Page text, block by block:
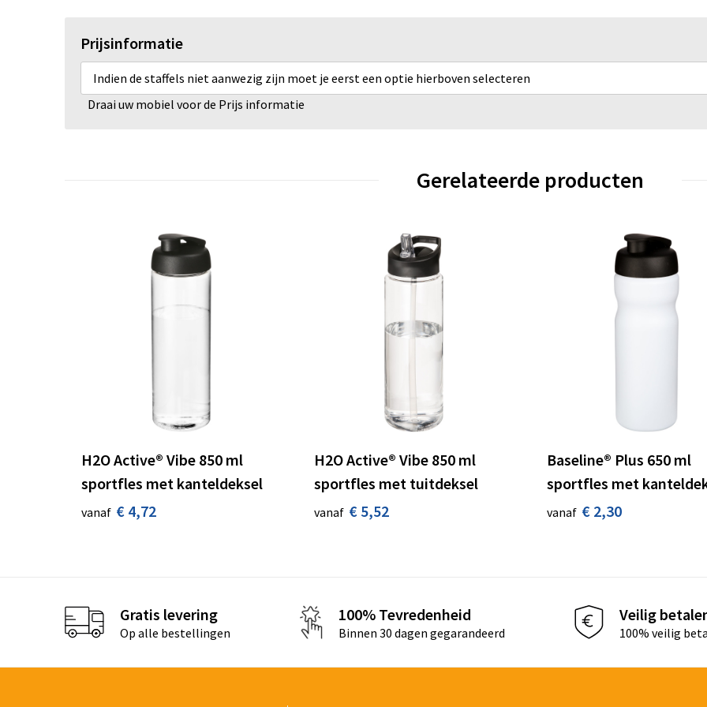
Prijsinformatie
Indien de staffels niet aanwezig zijn moet je eerst een optie hierboven selecteren
Draai uw mobiel voor de Prijs informatie
Gerelateerde producten
H2O Active® Vibe 850 ml
sportfles met kanteldeksel
vanaf € 4,72
H2O Active® Vibe 850 ml
sportfles met tuitdeksel
vanaf € 5,52
Baseline® Plus 650 ml
sportfles met
vanaf € 2,30
Gratis levering
Op alle bestellingen
100% Tevredenheid
Binnen 30 dagen gegarandeerd
Veilig
100% veilig